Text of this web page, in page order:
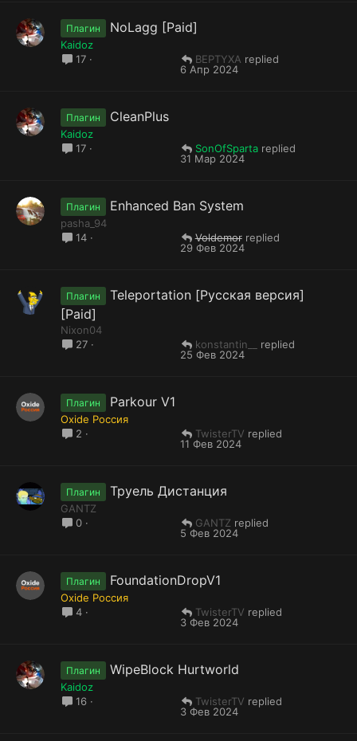
Плагин NoLagg [Paid]
Kaidoz
17
6 Апр 2024
BEPTYXA
Плагин CleanPlus
Kaidoz
17
31 Мар 2024
SonOfSparta
Плагин Enhanced Ban System
pasha_94
14
29 Фев 2024
Voldemor
Плагин
Teleportation [Русская версия]
[Paid]
Nixon04
27
25 Фев 2024
konstantin__
Плагин Parkour V1
Oxide Россия
2
11 Фев 2024
TwisterTV
Плагин Труель Дистанция
GANTZ
0
5 Фев 2024
GANTZ
Плагин FoundationDropV1
Oxide Россия
4
3 Фев 2024
TwisterTV
Плагин WipeBlock Hurtworld
Kaidoz
16
3 Фев 2024
TwisterTV